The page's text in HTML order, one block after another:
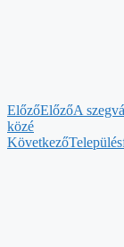
ElőzőElőzőA
közé
Következő